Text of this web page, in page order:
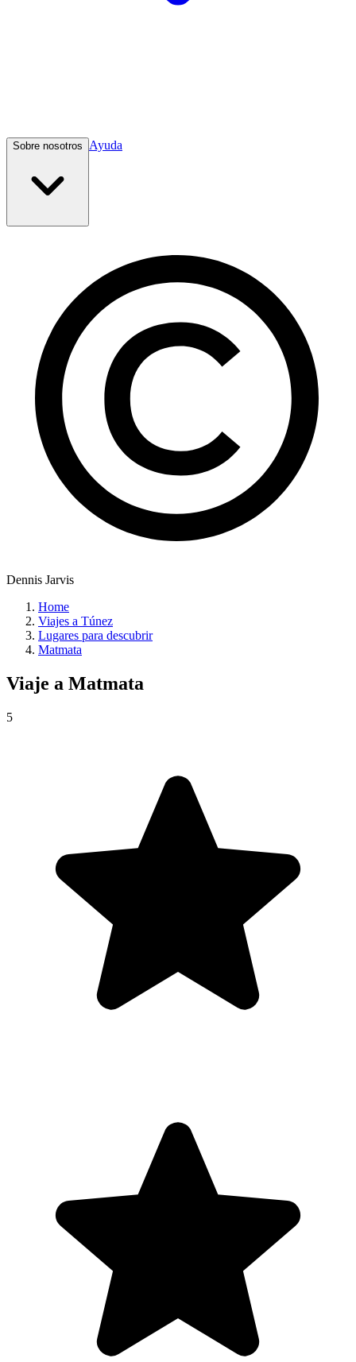
Sobre nosotros Ayuda
Dennis Jarvis
Home
Viajes a Túnez
Lugares para descubrir
Matmata
Viaje a Matmata
5